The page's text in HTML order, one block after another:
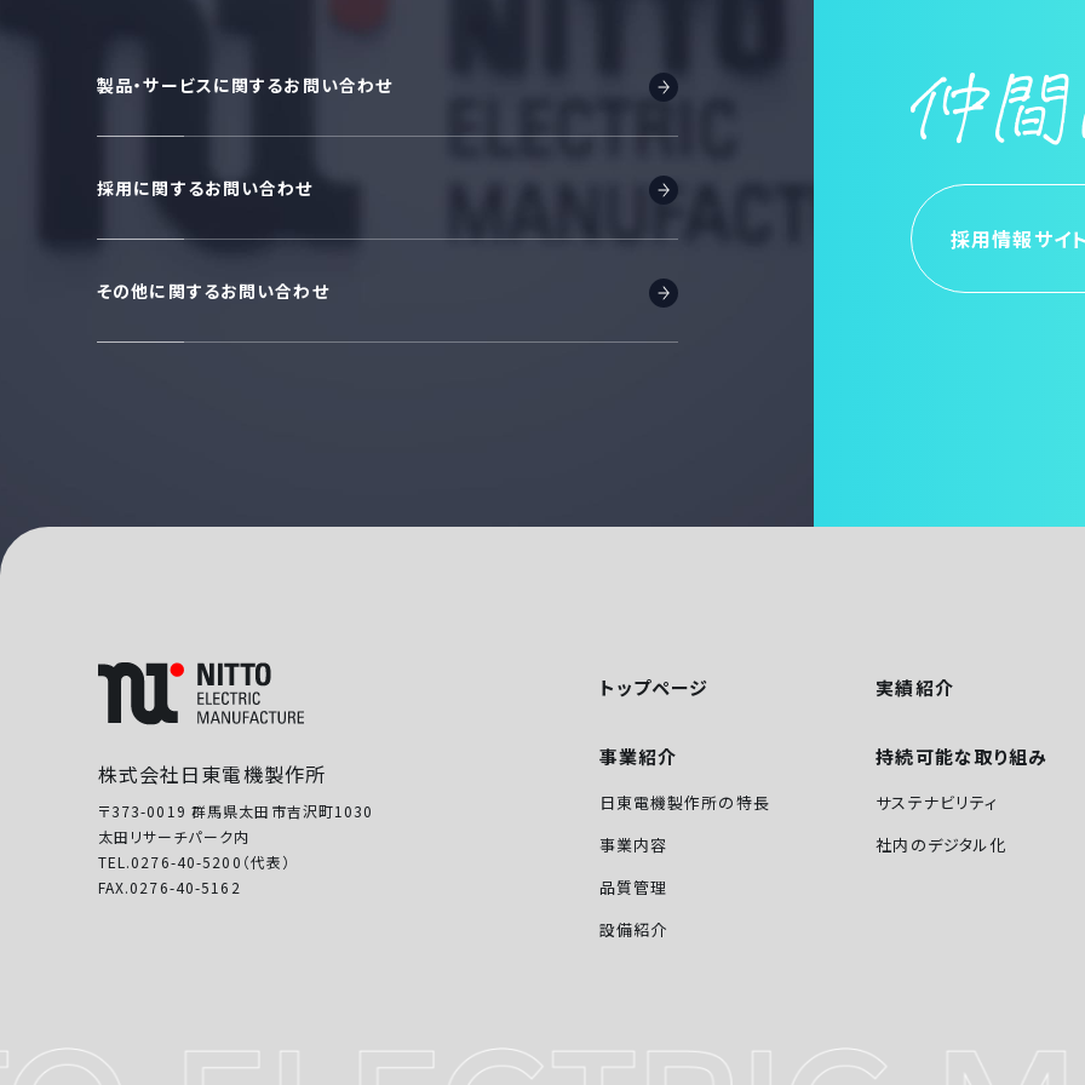
製品・サービスに関するお問い合わせ
採用に関するお問い合わせ
その他に関するお問い合わせ
採用情報サイ
株式会社日東電機製作所
〒373-0019 群馬県太田市吉沢町1030
太田リサーチパーク内
TEL.0276-40-5200（代表）
FAX.0276-40-5162
トップページ
事業紹介
日東電機製作所の特長
事業内容
品質管理
設備紹介
実績紹介
持続可能な取り組み
サステナビリティ
社内のデジタル化